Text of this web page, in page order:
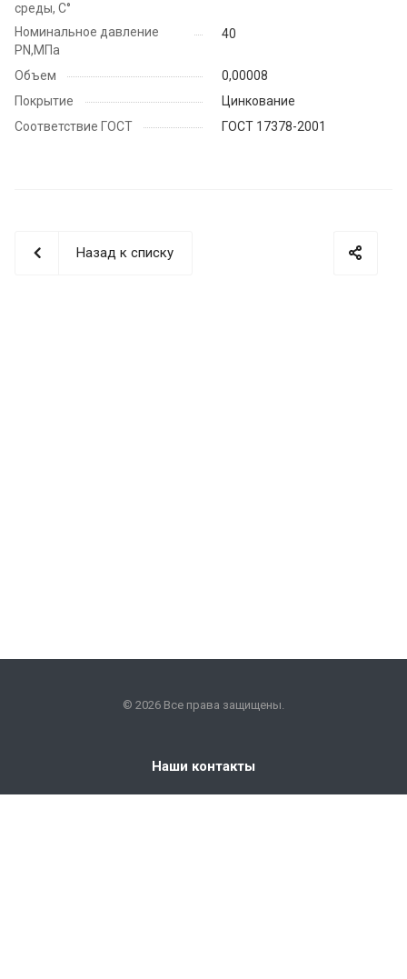
среды, С°
Номинальное давление
PN,МПа
40
Объем
0,00008
Покрытие
Цинкование
Соответствие ГОСТ
ГОСТ 17378-2001
Назад к списку
© 2026 Все права защищены.
Наши контакты